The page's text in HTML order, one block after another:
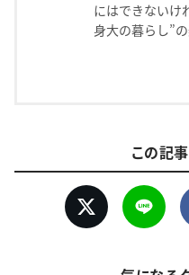
にはできないけ
身大の暮らし”
この記